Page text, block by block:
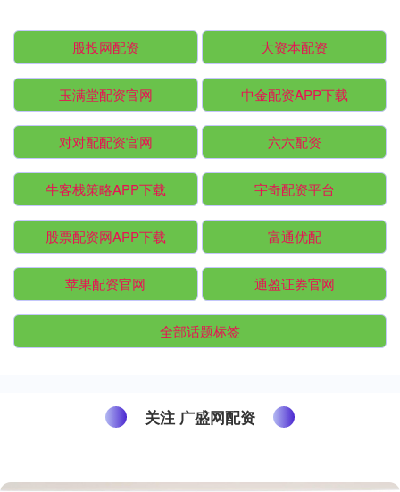
股投网配资 大资本配资
玉满堂配资官网 中金配资APP下载
对对配配资官网 六六配资
牛客栈策略APP下载 宇奇配资平台
股票配资网APP下载 富通优配
苹果配资官网 通盈证券官网
全部话题标签
关注 广盛网配资